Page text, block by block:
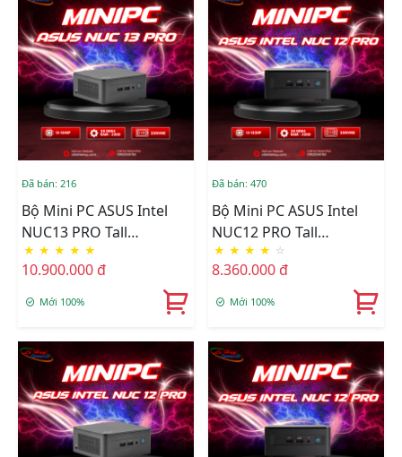
Đã bán: 216
Bộ Mini PC ASUS Intel
NUC13 PRO Tall
NUC13ANHI5 ( I5-1340P/
2xDDR4-3200 / 3xNVMe,
SATA/ 2x HDMI 2.1/2x DP
90AB3ANH-MR6160
★ ★ ★ ★ ★
10.900.000 đ
Mới 100%
Đã bán: 470
Bộ Mini PC ASUS Intel
NUC12 PRO Tall
NUC12WSHI3 ( I3-1220P/
2xDDR4-3200 / 3xNVMe,
SATA/ 2x HDMI 2.1/2x DP
MR4100
★ ★ ★ ★ ☆
8.360.000 đ
Mới 100%